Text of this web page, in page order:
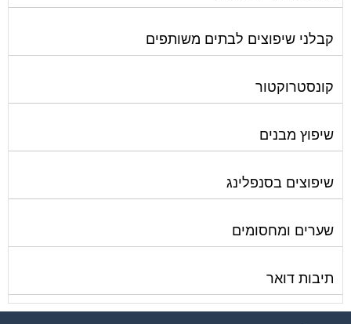
קבלני שיפוצים לבתים משותפים
קונסטרוקטור
שיפוץ מבנים
שיפוצים בסנפלינג
שערים ומחסומים
תיבות דואר